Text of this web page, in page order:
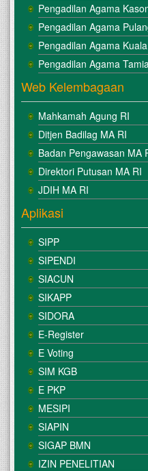
Pengadilan Agama
Pengadilan Agama
Pengadilan Agama
Pengadilan Agama
Web Kelembagaan
Mahkamah Agung RI
Ditjen Badilag MA RI
Badan Pengawasan MA
Direktori Putusan MA RI
JDIH MA RI
Aplikasi
SIPP
SIPENDI
SIACUN
SIKAPP
SIDORA
E-Register
E Voting
SIM KGB
E PKP
MESIPI
SIAPIN
SIGAP BMN
IZIN PENELITIAN